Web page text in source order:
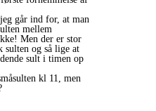
går ind for, at man
mellem
Men der er stor
sulten og så lige at
sult i timen op
kl 11, men